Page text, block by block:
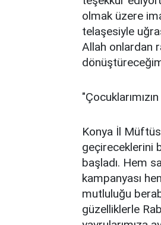
olmak üzere
telaşesiyle
Allah onlardan
Konya İl
geçireceklerini
başladı. Hem
kampanyası
mutluluğu
güzelliklerle